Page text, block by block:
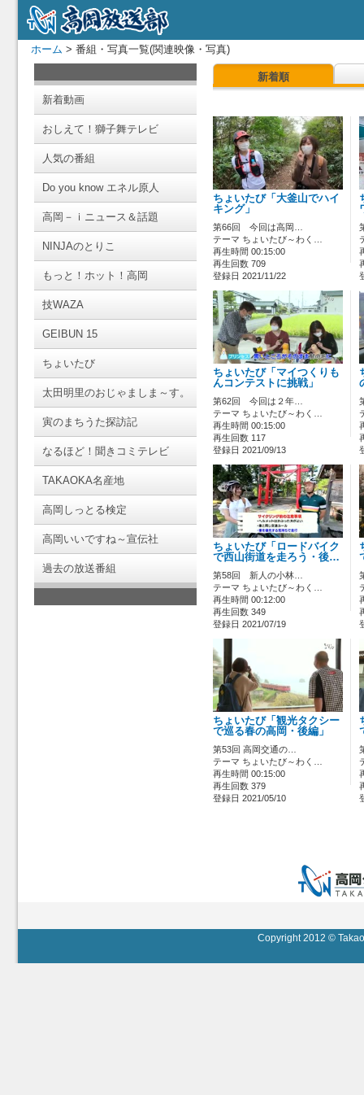
ホーム > 番組・写真一覧(関連映像・写真)
新着動画
おしえて！獅子舞テレビ
人気の番組
Do you know エネル原人
高岡－ｉニュース＆話題
NINJAのとりこ
もっと！ホット！高岡
技WAZA
GEIBUN 15
ちょいたび
太田明里のおじゃましま～す。
寅のまちうた探訪記
なるほど！聞きコミテレビ
TAKAOKA名産地
高岡しっとる検定
高岡いいですね～宣伝社
過去の放送番組
新着順
ちょいたび「大釜山でハイ
キング」
第66回 今回は高岡…
テーマ ちょいたび～わく…
再生時間 00:15:00
再生回数 709
登録日 2021/11/22
ちょいたび「マイつくりも
んコンテストに挑戦」
第62回 今回は２年…
テーマ ちょいたび～わく…
再生時間 00:15:00
再生回数 117
登録日 2021/09/13
ちょいたび「ロードバイク
で西山街道を走ろう・後…
第58回 新人の小林…
テーマ ちょいたび～わく…
再生時間 00:12:00
再生回数 349
登録日 2021/07/19
ちょいたび「観光タクシー
で巡る春の高岡・後編」
第53回 高岡交通の…
テーマ ちょいたび～わく…
再生時間 00:15:00
再生回数 379
登録日 2021/05/10
Copyright 2012 ©